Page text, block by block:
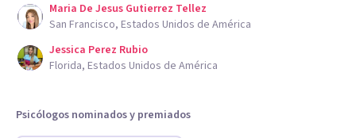
Maria De Jesus Gutierrez Tellez
San Francisco, Estados Unidos de América
Jessica Perez Rubio
Florida, Estados Unidos de América
Psicólogos nominados y premiados